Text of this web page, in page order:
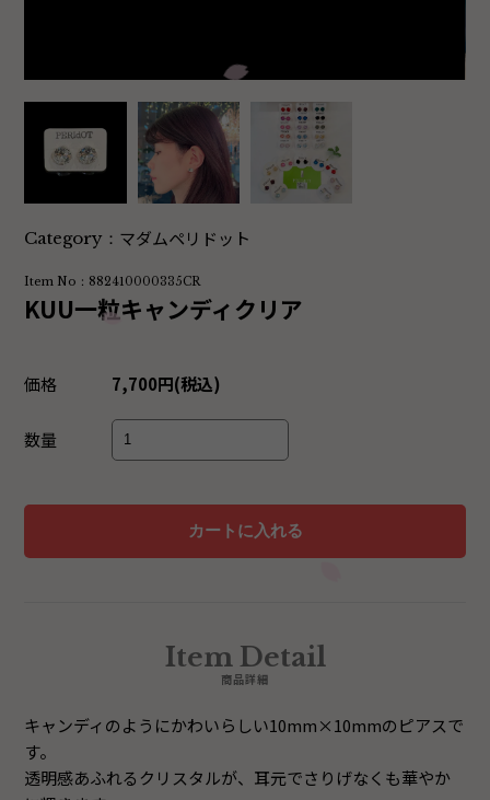
Category： マダムペリドット
Item No：882410000335CR
KUU一粒キャンディクリア
価格 7,700円(税込)
数量
Item Detail
商品詳細
キャンディのようにかわいらしい10mm×10mmのピアスで
す。
透明感あふれるクリスタルが、耳元でさりげなくも華やか